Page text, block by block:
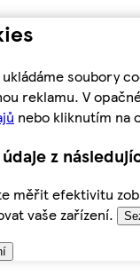
soubory
reklamu. V
nebo kliknutím na
z
měřit efektivitu
vaše zařízení.